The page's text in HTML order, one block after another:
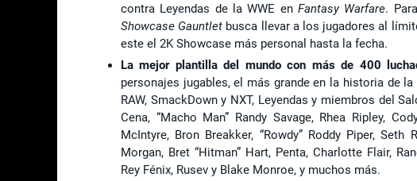
contra Leyendas de la WWE en Fantasy Warfare.
Showcase Gauntlet busca llevar a los jugadores al
este el 2K Showcase más personal hasta la fecha.
La mejor plantilla del mundo con más de 400
personajes jugables, el más grande en la historia de
RAW, SmackDown y NXT, Leyendas y miembros del
Cena, “Macho Man” Randy Savage, Rhea Ripley,
McIntyre, Bron Breakker, “Rowdy” Roddy Piper,
Morgan, Bret “Hitman” Hart, Penta, Charlotte Flair,
Rey Fénix, Rusev y Blake Monroe, y muchos más.